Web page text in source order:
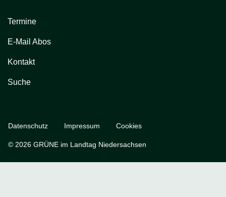
Termine
E-Mail Abos
Kontakt
Suche
Datenschutz Impressum Cookies
© 2026 GRÜNE im Landtag Niedersachsen